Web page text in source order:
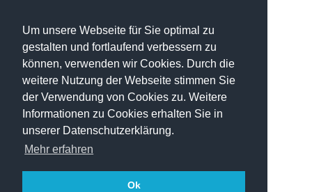
Um unsere Webseite für Sie optimal zu
gestalten und fortlaufend verbessern zu
können, verwenden wir Cookies. Durch die
weitere Nutzung der Webseite stimmen Sie
der Verwendung von Cookies zu. Weitere
Informationen zu Cookies erhalten Sie in
unserer Datenschutzerklärung.
Mehr erfahren
Ok